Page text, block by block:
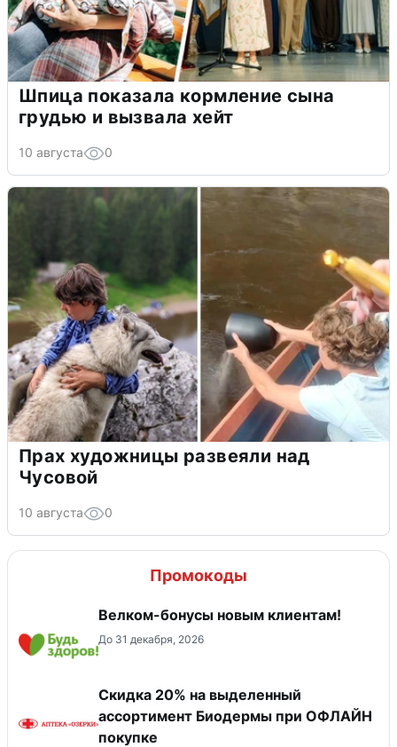
Шпица показала кормление сына
грудью и вызвала хейт
10 августа 0
Прах художницы развеяли над
Чусовой
10 августа 0
Промокоды
Велком-бонусы новым клиентам!
До 31 декабря, 2026
Скидка 20% на выделенный
ассортимент Биодермы при ОФЛАЙН
покупке